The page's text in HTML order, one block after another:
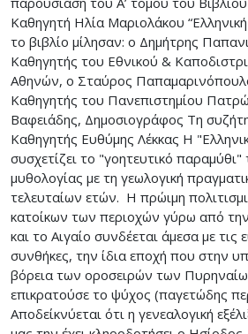
Καθηγητή Ηλία Μαριολάκου
το βιβλίο μίλησαν: o Δημήτρης
Καθηγητής του Εθνικού &
Αθηνών, o Σταύρος
Καθηγητής του Πανεπιστημίου
Βαφειάδης, Δημοσιογράφος Τη
Καθηγητής Ευθύμης Λέκκας Η
συσχετίζει το "γοητευτικό παραμύθι"
μυθολογίας με τη γεωλογική
τελευταίων ετών. Η πρώιμη
κατοίκων των περιοχών γύρω από
και το Αιγαίο συνδέεται άμεσα με τις
συνθήκες, την ίδια εποχή που στην
βόρεια των οροσειρών των
επικρατούσε το ψύχος (παγετώδης
Αποδείκνύεται ότι η γενεαλογική